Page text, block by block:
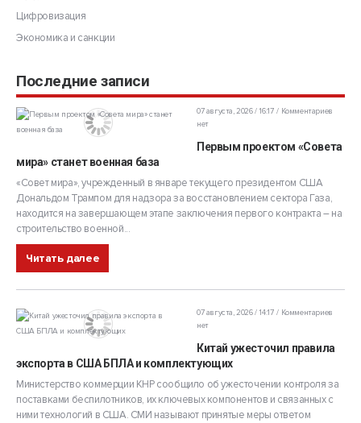
Цифровизация
Экономика и санкции
Последние записи
07 августа, 2026 / 16:17
Комментариев
нет
Первым проектом «Совета
мира» станет военная база
«Совет мира», учрежденный в январе текущего президентом США
Дональдом Трампом для надзора за восстановлением сектора Газа,
находится на завершающем этапе заключения первого контракта – на
строительство военной...
Читать далее
07 августа, 2026 / 14:17
Комментариев
нет
Китай ужесточил правила
экспорта в США БПЛА и комплектующих
Министерство коммерции КНР сообщило об ужесточении контроля за
поставками беспилотников, их ключевых компонентов и связанных с
ними технологий в США. СМИ называют принятые меры ответом